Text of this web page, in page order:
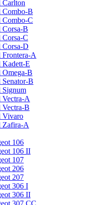
Carlton
Combo-B
Combo-C
Corsa-B
Corsa-C
Corsa-D
Frontera-A
Kadett-E
Omega-B
Senator-B
Signum
Vectra-A
Vectra-B
Vivaro
Zafira-A
106
106 II
107
206
207
306 I
306 II
307 CC